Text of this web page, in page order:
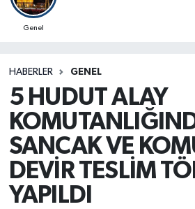
Genel
HABERLER GENEL
5 HUDUT ALAY
SANCAK VE
DEVİR TESLİM
YAPILDI
Süper Lig Puan Durumu ve
Son Dakika Haberleri
Haber Arşivi